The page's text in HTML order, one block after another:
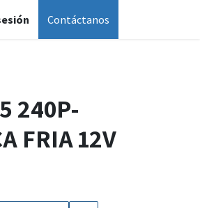
Contáctanos
240P-
FRIA 12V